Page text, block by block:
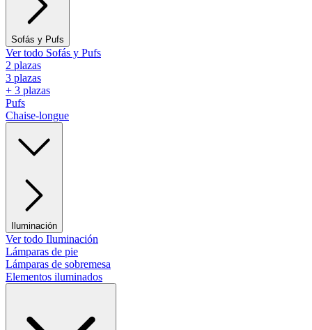
Sofás y Pufs
Ver todo Sofás y Pufs
2 plazas
3 plazas
+ 3 plazas
Pufs
Chaise-longue
Iluminación
Ver todo Iluminación
Lámparas de pie
Lámparas de sobremesa
Elementos iluminados